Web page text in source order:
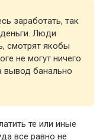
заработать, так
Люди
смотрят якобы
не могут ничего
вывод банально
те или иные
все равно не